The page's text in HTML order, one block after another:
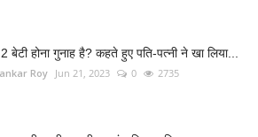
बेटी होना गुनाह है? कहते हुए पति-पत्नी ने खा लिया...
Roy Jun 21, 2023 0 2735